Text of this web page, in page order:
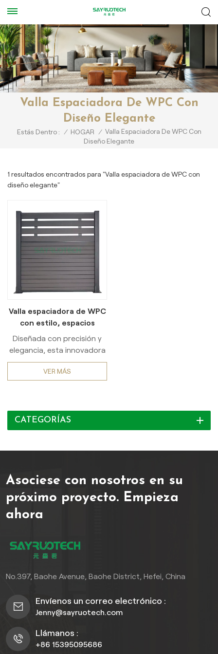
Valla Espaciadora De WPC Con
Diseño Elegante
Estás Dentro : / HOGAR / Valla Espaciadora De WPC Con
Diseño Elegante
1 resultados encontrados para "Valla espaciadora de WPC con
diseño elegante"
Valla espaciadora de WPC
con estilo, espacios
personalizables,
configuración rápida
Diseñada con precisión y
elegancia, esta innovadora
solución de cercado
combina estilo y
primera calidad, diseñada
para mejorar la privacidad y
máxima expresión del lujo y
la sofisticación con la cerca
espaciadora WPC, donde la
belleza se une a la
VER MÁS
CATEGORÍAS
Asociese con nosotros en su
próximo proyecto. Empieza
ahora
No.397, Baohe Avenue, Baohe District, Hefei, China
Envíenos un correo electrónico :
Jenny@sayruotech.com
Llámanos :
+86 15395095686